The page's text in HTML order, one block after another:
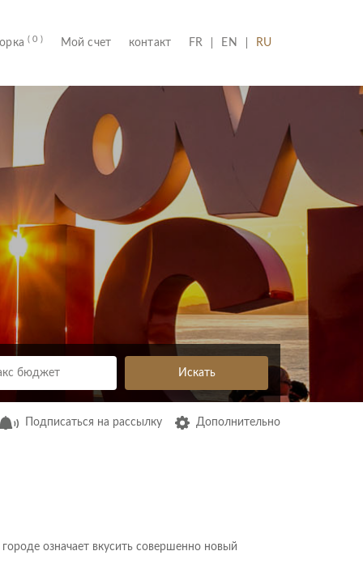
( 0 ) Мой счет контакт FR (CURRENT)
EN RU
Искать
Подписаться на рассылку Дополнительно
означает вкусить совершенно новый